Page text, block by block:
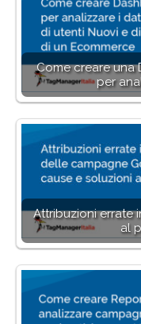
Come creare una
per
Attribuzioni errate
al